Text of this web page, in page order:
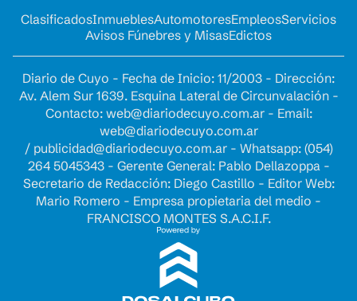
ClasificadosInmueblesAutomotoresEmpleosServicios
Avisos Fúnebres y MisasEdictos
Diario de Cuyo - Fecha de Inicio: 11/2003 - Dirección:
Av. Alem Sur 1639. Esquina Lateral de Circunvalación -
Contacto: web@diariodecuyo.com.ar- Email:
web@diariodecuyo.com.ar
/ publicidad@diariodecuyo.com.ar- Whatsapp: (054)
264 5045343 - Gerente General: Pablo Dellazoppa -
Secretario de Redacción: Diego Castillo - Editor Web:
Mario Romero - Empresa propietaria del medio -
FRANCISCO MONTES S.A.C.I.F.